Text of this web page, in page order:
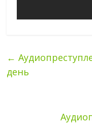
←
день